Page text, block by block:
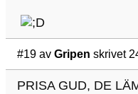
#19 av Gripen skrivet
PRISA GUD, DE